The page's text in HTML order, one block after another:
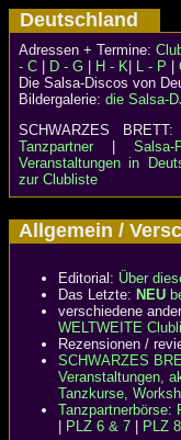
Deutschland
Adressen + Termine:
- C
D - G H - K L - P
Die Salsa-Discos von
Bildergalerie: die Salsa-
SCHWARZES
Tanzpartner|Salsa-
Veranstaltungen in
zur Clubliste
Allgemein /
Editorial: Über
Das Letzte: NEU
verschiedene
WELTWEITE
Rezensionen /
SCHWARZES
Veranstaltungen,
Tanzkurse,
Tanzpartnerbörse:
PLZ 6 & 7 PLZ